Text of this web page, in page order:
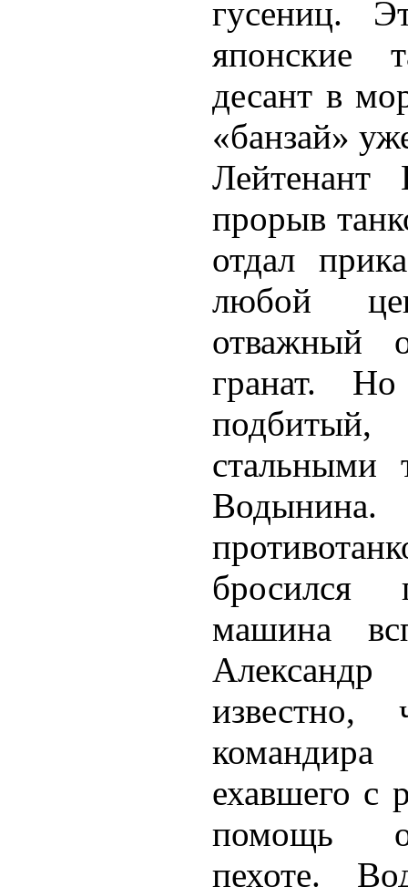
гусениц.
японские
десант в
«банзай»
прорыв
отдал
любой
отважный
гранат.
стальными
бросился
машина
командира
ехавшего с
помощь
пехоте.